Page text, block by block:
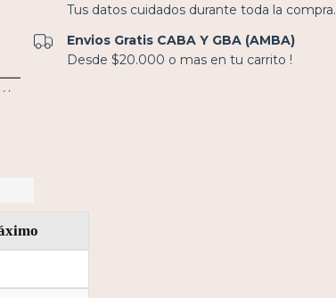
Tus datos cuidados durante toda la compra.
Envios Gratis CABA Y GBA (AMBA)
Desde $20.000 o mas en tu carrito !